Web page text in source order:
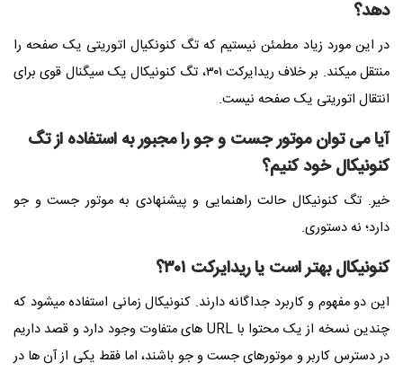
دهد؟
در این مورد زیاد مطمئن نیستیم که تگ کنونکیال اتوریتی یک صفحه را
منتقل میکند. بر خلاف ریدایرکت ۳۰۱، تگ کنونیکال یک سیگنال قوی برای
انتقال اتوریتی یک صفحه نیست.
آیا می توان موتور جست و جو را مجبور به استفاده از تگ
کنونیکال خود کنیم؟
خیر. تگ کنونیکال حالت راهنمایی و پیشنهادی به موتور جست و جو
دارد؛ نه دستوری.
کنونیکال بهتر است یا ریدایرکت ۳۰۱؟
این دو مفهوم و کاربرد جداگانه دارند. کنونیکال زمانی استفاده میشود که
چندین نسخه از یک محتوا با URL های متفاوت وجود دارد و قصد داریم
در دسترس کاربر و موتورهای جست و جو باشند، اما فقط یکی از آن ها در